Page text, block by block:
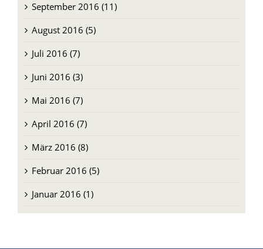
September 2016 (11)
August 2016 (5)
Juli 2016 (7)
Juni 2016 (3)
Mai 2016 (7)
April 2016 (7)
März 2016 (8)
Februar 2016 (5)
Januar 2016 (1)